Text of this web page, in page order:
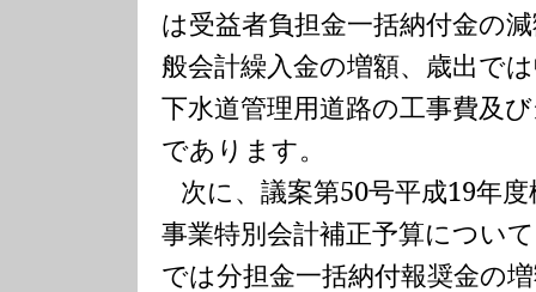
は受益者負担金一括納付金の
般会計繰入金の増額、歳出で
下水道管理用道路の工事費及
であります。
次に、議案第50号平成19年
事業特別会計補正予算につい
では分担金一括納付報奨金の